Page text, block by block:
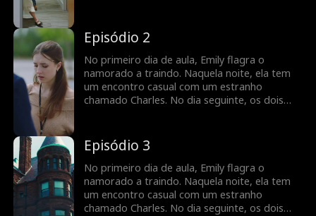
relação profissional de aluno e professor, mas
há uma tensão inegável entre eles.
Justamente quando Emily pensa que tudo vai
voltar aos trilhos, ela descobre
inesperadamente que está grávida...
Episódio 2
No primeiro dia de aula, Emily flagra o
namorado a traindo. Naquela noite, ela tem
um encontro casual com um estranho
chamado Charles. No dia seguinte, os dois
relação profissional de aluno e professor, mas
há uma tensão inegável entre eles.
Justamente quando Emily pensa que tudo vai
voltar aos trilhos, ela descobre
inesperadamente que está grávida...
Episódio 3
No primeiro dia de aula, Emily flagra o
namorado a traindo. Naquela noite, ela tem
um encontro casual com um estranho
chamado Charles. No dia seguinte, os dois